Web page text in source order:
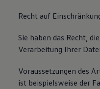
Recht auf
Sie haben das Recht,
Verarbeitung Ihrer
Voraussetzungen des
ist beispielsweise der